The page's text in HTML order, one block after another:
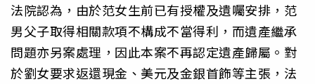
法院認為，由於范女生前已有授權及遺囑安排，范
男父子取得相關款項不構成不當得利，而遺產繼承
問題亦另案處理，因此本案不再認定遺產歸屬。對
於劉女要求返還現金、美元及金銀首飾等主張，法